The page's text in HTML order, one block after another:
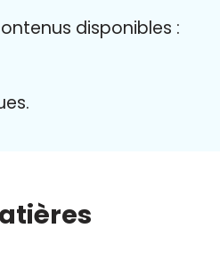
disponibles :